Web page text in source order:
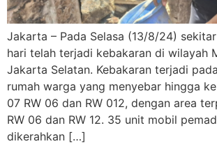
Jakarta – Pada Selasa (13/8/24)
hari telah terjadi kebakaran di wilayah
Jakarta Selatan. Kebakaran terjadi
rumah warga yang menyebar hingga
07 RW 06 dan RW 012, dengan area
RW 06 dan RW 12. 35 unit mobil
dikerahkan […]